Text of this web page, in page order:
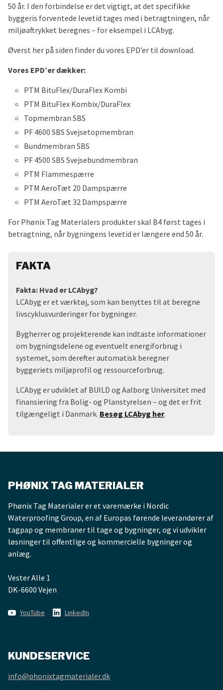
50 år. I den forbindelse er det vigtigt, at det specifikke
byggeris forventede levetid tages med i betragtningen, når
miljøaftrykket beregnes – for eksempel i LCAbyg.
Øverst her på siden finder du vores EPD’er til download.
Vores EPD’er dækker:
PTM BituFlex/DuraFlex Kombi
PTM BituFlex Kombix/DuraFlex
Topmembran SBS
PF 4600 SBS Svejsetopmembran
Bundmembran SBS
PF 4500 SBS Svejsebundmembran
PTM Flammespærre
PTM AeroTæt 20 Dampspærre
PTM AeroTæt 32 Dampspærre
For Phønix Tag Materialers produkter skal B4 først tages i
betragtning, når bygningens levetid er længere end 50 år.
FAKTA
Fakta: Hvad er LCAbyg?
LCAbyg er et værktøj, som kan benyttes til at beregne
livscyklusvurderinger for bygninger.
Bygherrer og projekterende kan indtaste informationer
om bygningsdelene og eventuelt energiforbrug i
systemet, som derefter automatisk beregner
byggeriets miljøprofil og ressourceforbrug.
LCAbyg er udviklet af BUILD og Aalborg Universitet med
finansiering fra Bolig- og Planstyrelsen – og det er frit
tilgængeligt i Danmark. Besøg LCAbyg her.
PHØNIX TAG MATERIALER
Phønix Tag Materialer er et varemærke i Nordic
Waterproofing Group, en af Europas førende leverandører af
tagpap og membraner til tage og bygninger, og vi udvikler
løsninger til offentlige og kommercielle bygninger og
anlæg.
Vester Alle 1
DK-6600 Vejen
YouTube LinkedIn
KUNDESERVICE
info@phonixtagmaterialer.dk